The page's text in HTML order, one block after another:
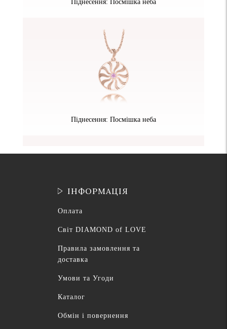
Піднесення: Посмішка неба
Піднесення: Посмішка неба
ІНФОРМАЦІЯ
Оплата
Світ DIAMOND of LOVE
Правила замовлення та
доставка
Умови та Угоди
Каталог
Обмін і повернення